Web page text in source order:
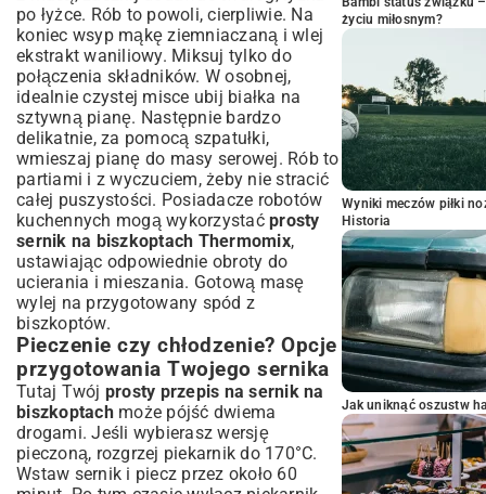
po łyżce. Rób to powoli, cierpliwie. Na
koniec wsyp mąkę ziemniaczaną i wlej
ekstrakt waniliowy. Miksuj tylko do
połączenia składników. W osobnej,
idealnie czystej misce ubij białka na
sztywną pianę. Następnie bardzo
delikatnie, za pomocą szpatułki,
wmieszaj pianę do masy serowej. Rób to
partiami i z wyczuciem, żeby nie stracić
całej puszystości. Posiadacze robotów
kuchennych mogą wykorzystać prosty
sernik na biszkoptach Thermomix,
ustawiając odpowiednie obroty do
ucierania i mieszania. Gotową masę
wylej na przygotowany spód z
biszkoptów.
Pieczenie czy chłodzenie? Opcje
przygotowania Twojego sernika
Tutaj Twój prosty przepis na sernik na
biszkoptachmoże pójść dwiema
drogami. Jeśli wybierasz wersję
pieczoną, rozgrzej piekarnik do 170°C.
Wstaw sernik i piecz przez około 60
życiu miłosnym?
Wyniki meczów piłki
Historia
Jak uniknąć oszustw